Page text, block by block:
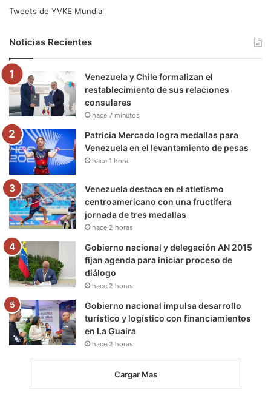
e
o
o
k
t
e
r
b
e
g
r
m
r
a
k
Tweets de YVKE Mundial
Noticias Recientes
Venezuela y Chile formalizan el
restablecimiento de sus relaciones
consulares
hace 7 minutos
Patricia Mercado logra medallas para
Venezuela en el levantamiento de pesas
hace 1 hora
Venezuela destaca en el atletismo
centroamericano con una fructífera
jornada de tres medallas
hace 2 horas
Gobierno nacional y delegación AN 2015
fijan agenda para iniciar proceso de
diálogo
hace 2 horas
Gobierno nacional impulsa desarrollo
turístico y logístico con financiamientos
en La Guaira
hace 2 horas
Cargar Mas